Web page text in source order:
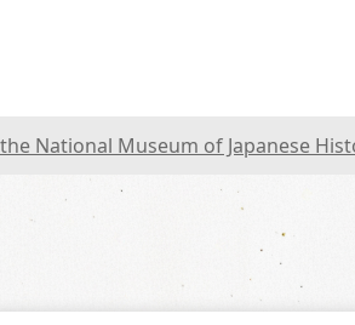
National Museum of Japanese